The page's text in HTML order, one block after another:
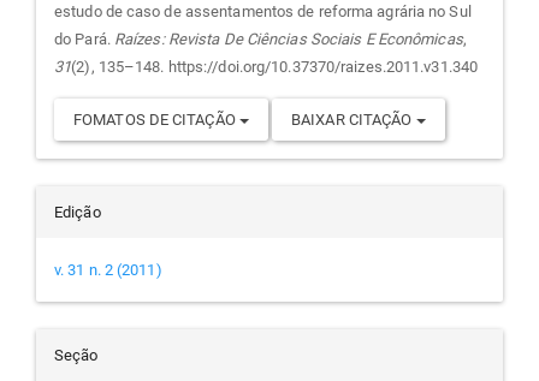
artigo
estudo de caso de assentamentos de reforma agrária no Sul
do Pará. Raízes: Revista De Ciências Sociais E Econômicas,
31(2), 135–148. https://doi.org/10.37370/raizes.2011.v31.340
FOMATOS DE CITAÇÃO BAIXAR CITAÇÃO
Edição
v. 31 n. 2 (2011)
Seção